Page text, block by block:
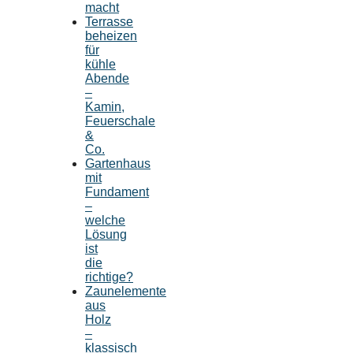
macht
Terrasse
beheizen
für
kühle
Abende
–
Kamin,
Feuerschale
&
Co.
Gartenhaus
mit
Fundament
–
welche
Lösung
ist
die
richtige?
Zaunelemente
aus
Holz
–
klassisch